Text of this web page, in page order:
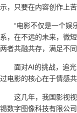
示，只要在内容创作上
“电影不仅是一个娱
系，在不远的未来，微
两者共融共存，满足不
面对AI的挑战，追
过电影的核心在于情感
这几年，我国影视
锡数字图像科技有限公